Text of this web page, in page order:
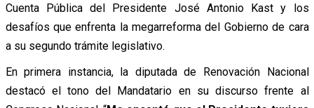
Cuenta Pública del Presidente José Antonio Kast y los
desafíos que enfrenta la megarreforma del Gobierno de cara
a su segundo trámite legislativo.
En primera instancia, la diputada de Renovación Nacional
destacó el tono del Mandatario en su discurso frente al